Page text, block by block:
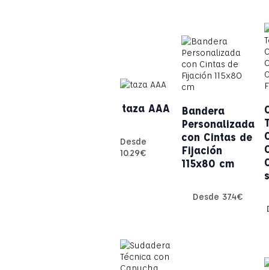
taza AAA
Desde
10.29€
Bandera
Personalizada
con Cintas de
Fijación
115x80 cm
Desde 37.4€